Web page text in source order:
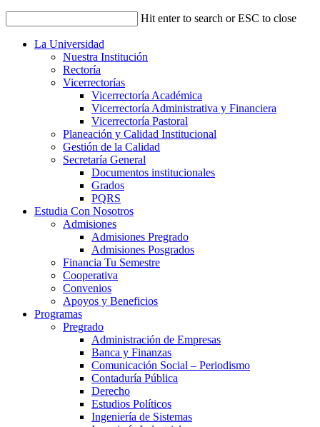
Hit enter to search or ESC to close
La Universidad
Nuestra Institución
Rectoría
Vicerrectorías
Vicerrectoría Académica
Vicerrectoría Administrativa y Financiera
Vicerrectoría Pastoral
Planeación y Calidad Institucional
Gestión de la Calidad
Secretaría General
Documentos institucionales
Grados
PQRS
Estudia Con Nosotros
Admisiones
Admisiones Pregrado
Admisiones Posgrados
Financia Tu Semestre
Cooperativa
Convenios
Apoyos y Beneficios
Programas
Pregrado
Administración de Empresas
Banca y Finanzas
Comunicación Social – Periodismo
Contaduría Pública
Derecho
Estudios Políticos
Ingeniería de Sistemas